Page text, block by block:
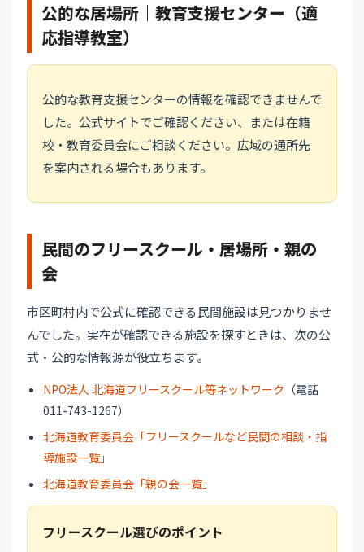
公的な居場所｜教育支援センター（適
応指導教室）
公的な教育支援センターの情報を確認できませんで
した。公式サイトでご確認ください、または在籍
校・教育委員会にご相談ください。広域の通所先
を案内される場合もあります。
民間のフリースクール・居場所・親の
会
市区町村内で公式に確認できる民間施設は見つかりませ
んでした。実在が確認できる施設を探すときは、次の公
式・公的な情報源が役立ちます。
NPO法人 北海道フリースクール等ネットワーク （電話
011-743-1267）
北海道教育委員会「フリースクールなど民間の相談・指
導施設一覧」
北海道教育委員会「親の会一覧」
フリースクール選びのポイント